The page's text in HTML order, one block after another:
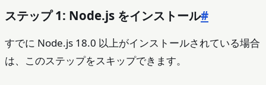
ステップ 1: Node.js をインストール#
すでに Node.js 18.0 以上がインストールされている場合
は、このステップをスキップできます。